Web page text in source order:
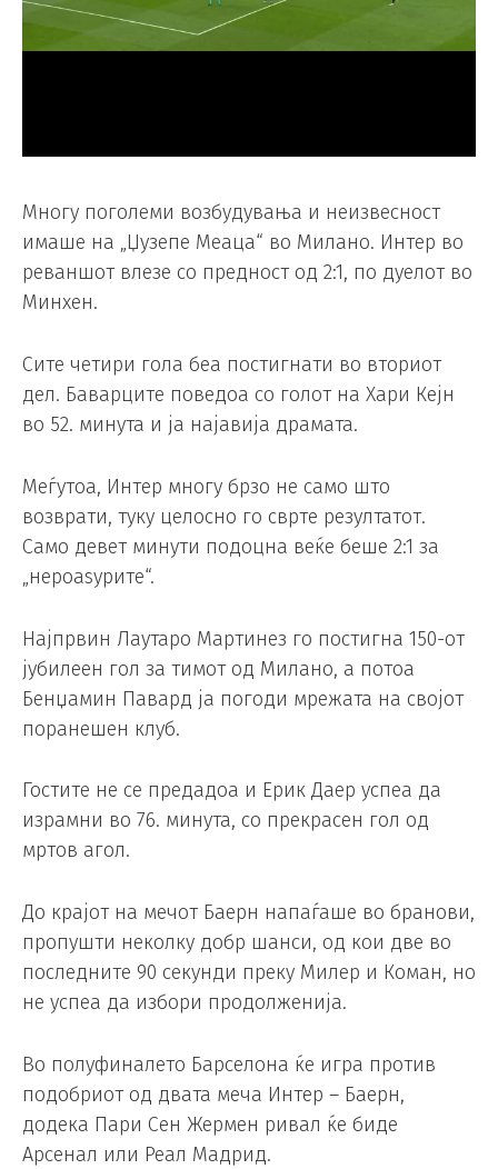
Многу поголеми возбудувања и неизвесност
имаше на „Џузепе Меаца“ во Милано. Интер во
реваншот влезе со предност од 2:1, по дуелот во
Минхен.
Сите четири гола беа постигнати во вториот
дел. Баварците поведоа со голот на Хари Кејн
во 52. минута и ја најавија драмата.
Меѓутоа, Интер многу брзо не само што
возврати, туку целосно го сврте резултатот.
Само девет минути подоцна веќе беше 2:1 за
„нероаѕурите“.
Најпрвин Лаутаро Мартинез го постигна 150-от
јубилеен гол за тимот од Милано, а потоа
Бенџамин Павард ја погоди мрежата на својот
поранешен клуб.
Гостите не се предадоа и Ерик Даер успеа да
израмни во 76. минута, со прекрасен гол од
мртов агол.
До крајот на мечот Баерн напаѓаше во бранови,
пропушти неколку добр шанси, од кои две во
последните 90 секунди преку Милер и Коман, но
не успеа да избори продолженија.
Во полуфиналето Барселона ќе игра против
подобриот од двата меча Интер – Баерн,
додека Пари Сен Жермен ривал ќе биде
Арсенал или Реал Мадрид.